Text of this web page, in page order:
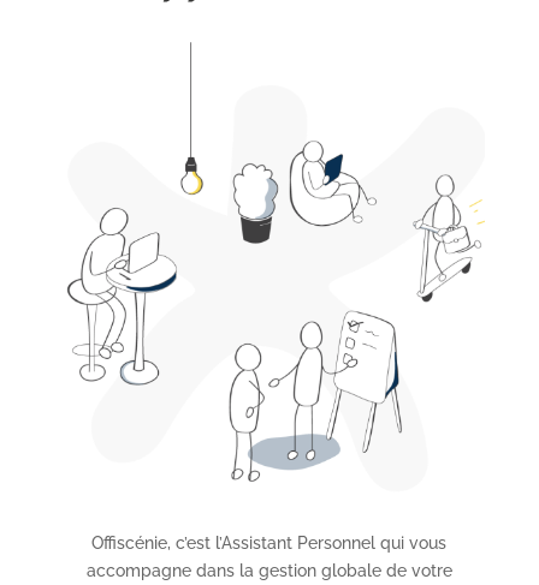
Offiscénie, c’est l’Assistant Personnel qui vous
accompagne dans la gestion globale de votre